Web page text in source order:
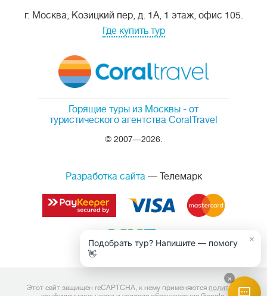
Горящие туры из Москвы - от
туристического агентства CoralTravel
© 2007—2026.
г. Москва, Козицкий пер, д. 1А, 1 этаж, офис 105.
Где купить тур
Разработка сайта— Телемарк
Этот сайт защищен reCAPTCHA, к нему применяются политика
×
Подобрать тур? Напишите — помогу
👋
×